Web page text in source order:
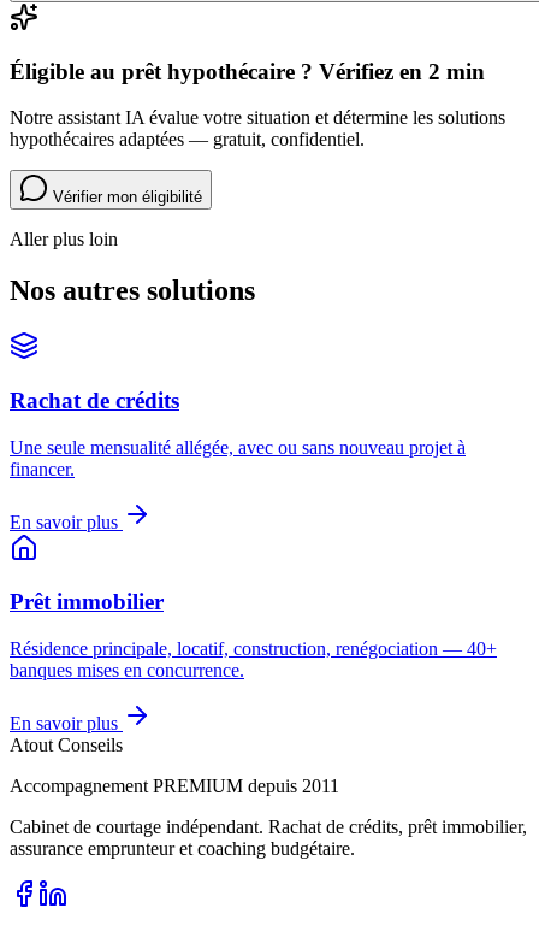
Éligible au prêt hypothécaire ? Vérifiez en 2 min
Notre assistant IA évalue votre situation et détermine les solutions
hypothécaires adaptées — gratuit, confidentiel.
Vérifier mon éligibilité
Aller plus loin
Nos autres solutions
Rachat de crédits
Une seule mensualité allégée, avec ou sans nouveau projet à
financer.
En savoir plus
Prêt immobilier
Résidence principale, locatif, construction, renégociation — 40+
banques mises en concurrence.
En savoir plus
Atout Conseils
Accompagnement PREMIUM depuis 2011
Cabinet de courtage indépendant. Rachat de crédits, prêt immobilier,
assurance emprunteur et coaching budgétaire.